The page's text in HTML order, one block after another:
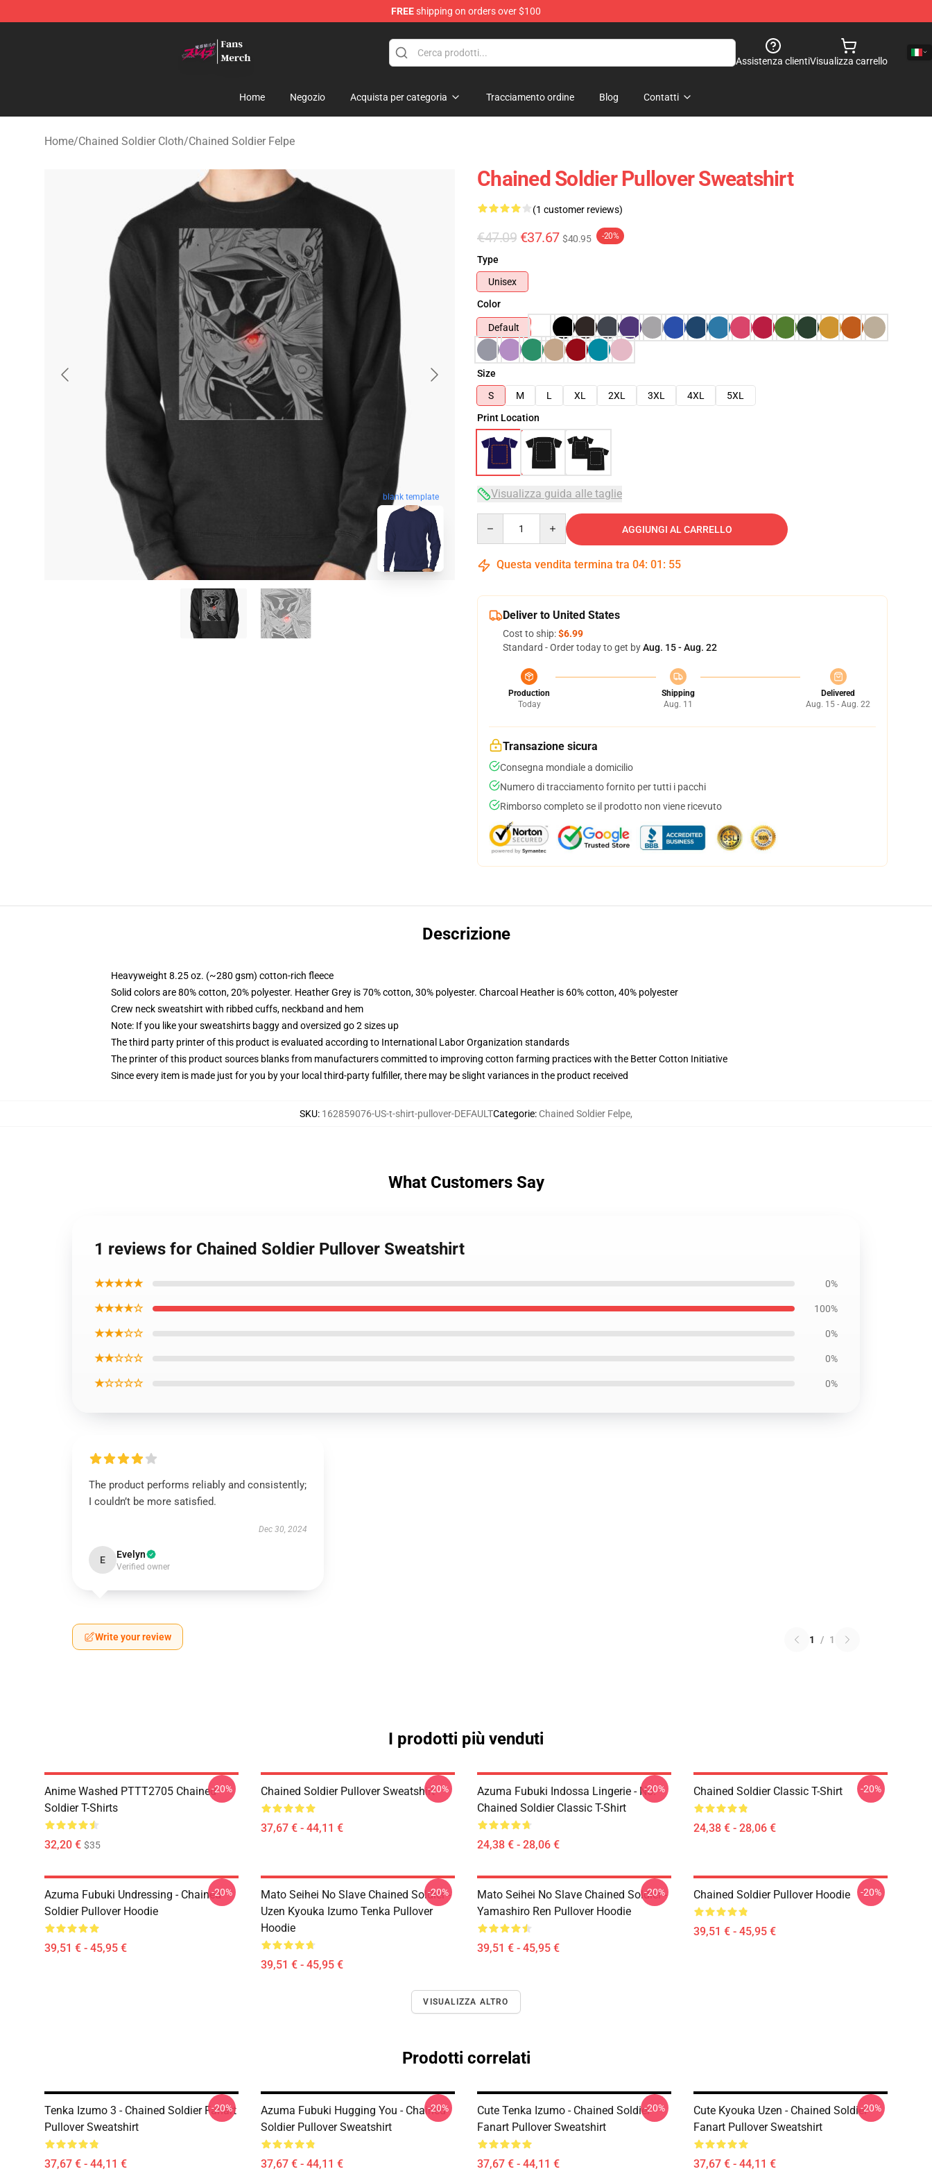
FREEshipping on orders over $100
Assistenza clientiVisualizza carrello
Home Negozio Acquista per categoria Tracciamento ordine Blog Contatti
Home/Chained Soldier Cloth/Chained Soldier Felpe
blank template
Chained Soldier Pullover Sweatshirt
(1 customer reviews)
€47.09 €37.67 $40.95 -20%
Type
Unisex
Color
Default
Size
S
M L XL 2XL 3XL 4XL
5XL
Print Location
Visualizza guida alle taglie
AGGIUNGI AL CARRELLO
Questa vendita termina tra 04: 01 : 54
Deliver to United States
Cost to ship:$6.99
Standard - Order today to get byAug. 15 - Aug. 22
Production
Today
Shipping
Aug. 11
Delivered
Aug. 15 - Aug. 22
Transazione sicura
Consegna mondiale a domicilio
Numero di tracciamento fornito per tutti i pacchi
Rimborso completo se il prodotto non viene ricevuto
Descrizione
Heavyweight 8.25 oz. (~280 gsm) cotton-rich fleece
Solid colors are 80% cotton, 20% polyester. Heather Grey is 70% cotton, 30% polyester. Charcoal Heather is 60% cotton, 40% polyester
Crew neck sweatshirt with ribbed cuffs, neckband and hem
Note: If you like your sweatshirts baggy and oversized go 2 sizes up
The third party printer of this product is evaluated according to International Labor Organization standards
The printer of this product sources blanks from manufacturers committed to improving cotton farming practices with the Better Cotton Initiative
Since every item is made just for you by your local third-party fulfiller, there may be slight variances in the product received
SKU: 162859076-US-t-shirt-pullover-DEFAULTCategorie: Chained Soldier Felpe,
What Customers Say
1 reviews for Chained Soldier Pullover Sweatshirt
★★★★★ 0%
★★★★☆ 100%
★★★☆☆ 0%
★★☆☆☆ 0%
★☆☆☆☆ 0%
The product performs reliably and consistently;
I couldn’t be more satisfied.
Dec 30, 2024
E Evelyn
Verified owner
Write your review 1 / 1
I prodotti più venduti
Anime Washed PTTT2705 Chained
Soldier T-Shirts
32,20 € $35
-20% Chained Soldier Pullover Sweatshirt
37,67 € - 44,11 €
-20%
Azuma Fubuki Indossa Lingerie - No.
Chained Soldier Classic T-Shirt
24,38 € - 28,06 €
-20% Chained Soldier Classic T-Shirt
24,38 € - 28,06 €
-20%
Azuma Fubuki Undressing - Chained
Soldier Pullover Hoodie
39,51 € - 45,95 €
-20%
Mato Seihei No Slave Chained Soldier -
Uzen Kyouka Izumo Tenka Pullover
Hoodie
39,51 € - 45,95 €
-20%
Mato Seihei No Slave Chained Soldier -
Yamashiro Ren Pullover Hoodie
39,51 € - 45,95 €
-20% Chained Soldier Pullover Hoodie
39,51 € - 45,95 €
-20%
VISUALIZZA ALTRO
Prodotti correlati
Tenka Izumo 3 - Chained Soldier Fanart
Pullover Sweatshirt
37,67 € - 44,11 €
-20%
Azuma Fubuki Hugging You - Chained
Soldier Pullover Sweatshirt
37,67 € - 44,11 €
-20%
Cute Tenka Izumo - Chained Soldier
Fanart Pullover Sweatshirt
37,67 € - 44,11 €
-20%
Cute Kyouka Uzen - Chained Soldier
Fanart Pullover Sweatshirt
37,67 € - 44,11 €
-20%